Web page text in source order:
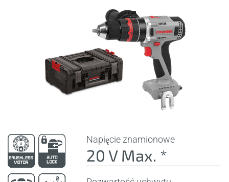
Napięcie znamionowe
20 V Max. *